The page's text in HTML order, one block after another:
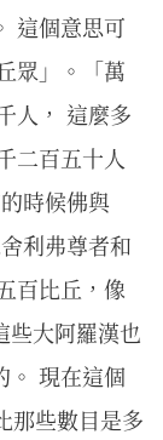
這個意思可
眾」。「萬
人， 這麼多
二百五十人
時候佛與
利弗尊者和
百比丘，像
些大阿羅漢也
。 現在這個
那些數目是多